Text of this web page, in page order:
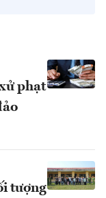
phạt
tượng